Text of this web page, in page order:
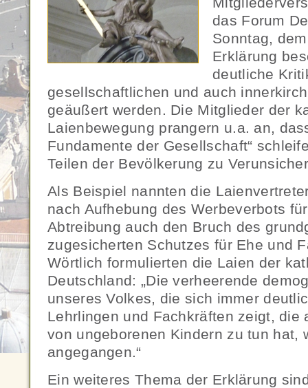
das Forum
Sonntag,
Erklärung
deutliche
gesellschaftlichen und auch
geäußert werden. Die Mitglieder der
Laienbewegung prangern u.a. an,
Fundamente der Gesellschaft“
Teilen der Bevölkerung zu
Als Beispiel nannten die
nach Aufhebung des Werbeverbots
Abtreibung auch den Bruch des
zugesicherten Schutzes für Ehe und
Wörtlich formulierten die Laien der
Deutschland: „Die verheerende
unseres Volkes, die sich immer
Lehrlingen und Fachkräften zeigt, die
von ungeborenen Kindern zu tun hat,
angegangen.“
Ein weiteres Thema der Erklärung